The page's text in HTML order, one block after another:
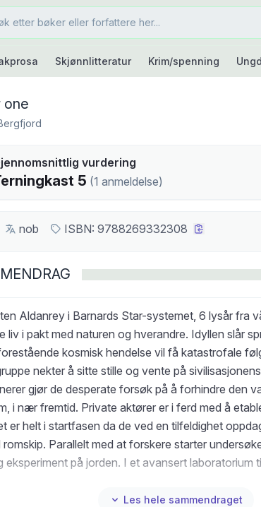
Skjønnlitteratur Krim/spenning
one
5 vurdering
5 (1 anmeldelse)
nob ISBN: 9788269332308
Aldanrey i Barnards Star-systemet, 6 lysår fra
liv i pakt med naturen og hverandre. Idyllen slår
kosmisk hendelse vil få katastrofale
nekter å sitte stille og vente på
gjør de desperate forsøk på å forhindre den
i nær fremtid. Private aktører er i ferd med å
er helt i startfasen da de ved en tilfeldighet
romskip. Parallelt med at forskere starter
eksperiment på jorden. I et avansert laboratorium
egenskaper. Samtidig finner en gruppe arkeologer
Les hele sammendraget